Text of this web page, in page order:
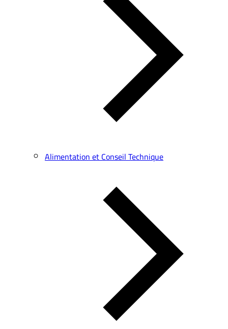
Alimentation et Conseil Technique